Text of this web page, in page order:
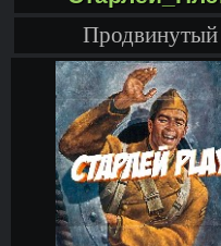
Продвинутый